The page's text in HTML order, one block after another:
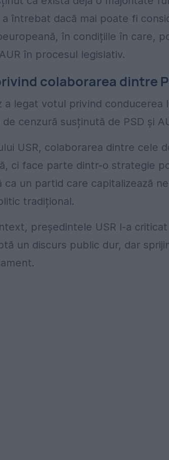
a întrebat dacă mai poate fi
în condițiile în care,
în procesul legislativ.
colaborarea dintre
a legat votul privind
cenzură susținută de PSD și
USR, colaborarea dintre cele
ci face parte dintr-o strategie
ca un partid care capitalizează
tradițional.
președintele USR l-a
un discurs public dur, dar